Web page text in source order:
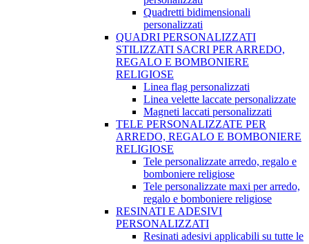
Quadretti bidimensionali
personalizzati
QUADRI PERSONALIZZATI
STILIZZATI SACRI PER ARREDO,
REGALO E BOMBONIERE
RELIGIOSE
Linea flag personalizzati
Linea velette laccate personalizzate
Magneti laccati personalizzati
TELE PERSONALIZZATE PER
ARREDO, REGALO E BOMBONIERE
RELIGIOSE
Tele personalizzate arredo, regalo e
bomboniere religiose
Tele personalizzate maxi per arredo,
regalo e bomboniere religiose
RESINATI E ADESIVI
PERSONALIZZATI
Resinati adesivi applicabili su tutte le